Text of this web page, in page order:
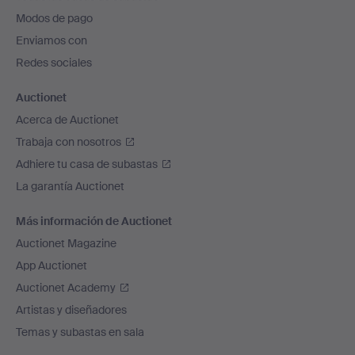
pie
de
página
Modos de pago
Enviamos con
Redes sociales
Auctionet
Acerca de Auctionet
Trabaja con nosotros
Adhiere tu casa de subastas
La garantía Auctionet
Más información de Auctionet
Auctionet Magazine
App Auctionet
Auctionet Academy
Artistas y diseñadores
Temas y subastas en sala